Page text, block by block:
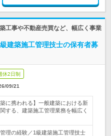
工事や不動産売買など、幅広く事業
建築施工管理技士の保有者募
休2日制
09/21
に携われる】一般建築における新
する、建築施工管理業務を幅広く
理の経験／1級建築施工管理技士